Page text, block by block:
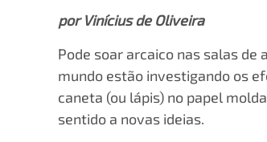
por Vinícius de Oliveira
Pode soar arcaico nas salas
mundo estão investigando os
caneta (ou lápis) no papel
sentido a novas ideias.